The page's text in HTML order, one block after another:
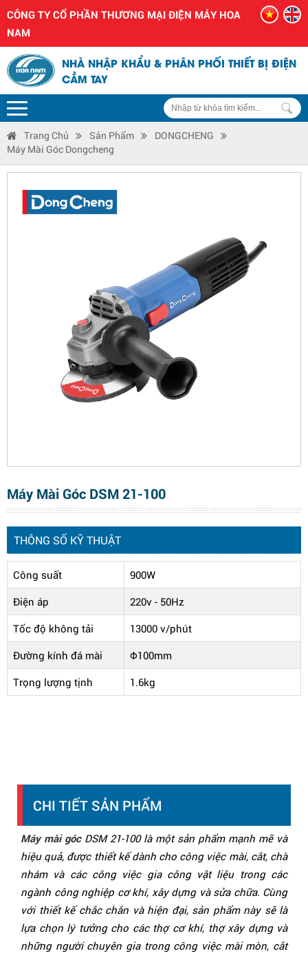
CÔNG TY CỔ PHẦN THƯƠNG MẠI ĐIỆN MÁY HOA
NAM
NHÀ NHẬP KHẨU & PHÂN PHỐI THIẾT BỊ ĐIỆN
CẦM TAY
Trang Chủ Sản Phẩm
DONGCHENG
Máy Mài Góc Dongcheng
Máy Mài Góc DSM 21-100
THÔNG SỐ KỸ THUẬT
Công suất
900W
Điện áp
220v - 50Hz
Tốc độ không tải
13000 v/phút
Đường kính đá mài
Φ100mm
Trọng lượng tịnh
1.6kg
CHI TIẾT SẢN PHẨM
Máy mài gócDSM 21-100 là một sản phẩm mạnh mẽ và
hiệu quả, được thiết kế dành cho công việc mài, cắt, chà
nhám và các công việc gia công vật liệu trong các
ngành công nghiệp cơ khí, xây dựng và sửa chữa. Cùng
với thiết kế chắc chắn và hiện đại, sản phẩm này sẽ là
lựa chọn lý tưởng cho các thợ cơ khí, thợ xây dựng và
những người chuyên gia trong công việc mài mòn, cắt